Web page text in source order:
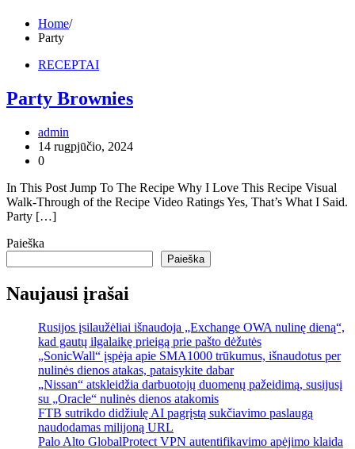
Home
Party
RECEPTAI
Party Brownies
admin
14 rugpjūčio, 2024
0
In This Post Jump To The Recipe Why I Love This Recipe Visual
Walk-Through of the Recipe Video Ratings Yes, That’s What I Said.
Party […]
Paieška
Paieška
Naujausi įrašai
Rusijos įsilaužėliai išnaudoja „Exchange OWA nulinę dieną“,
kad gautų ilgalaikę prieigą prie pašto dėžutės
„SonicWall“ įspėja apie SMA1000 trūkumus, išnaudotus per
nulinės dienos atakas, pataisykite dabar
„Nissan“ atskleidžia darbuotojų duomenų pažeidimą, susijusį
su „Oracle“ nulinės dienos atakomis
FTB sutrikdo didžiulę AI pagrįstą sukčiavimo paslaugą
naudodamas milijoną URL
Palo Alto GlobalProtect VPN autentifikavimo apėjimo klaida